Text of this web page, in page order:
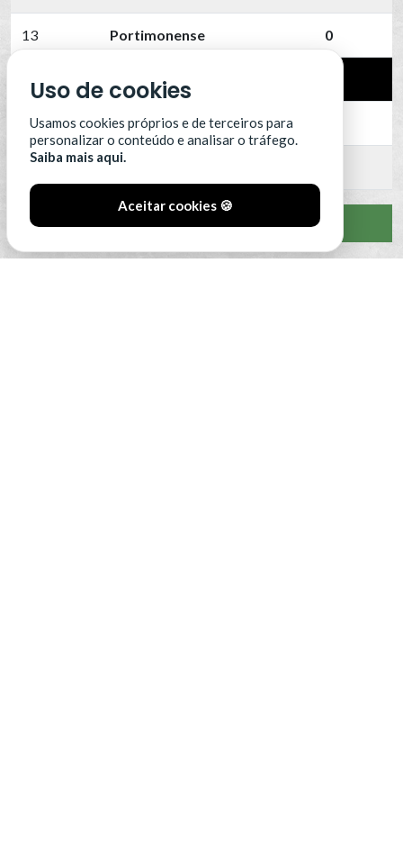
13 Portimonense 0
SC Farense
15 SCU Torreense
16 Benfica B
VER CLASSIFICAÇÃO COMPLETA
Uso de cookies
Usamos cookies próprios e de terceiros para
personalizar o conteúdo e analisar o tráfego.
Saiba mais aqui.
Aceitar cookies 🍪